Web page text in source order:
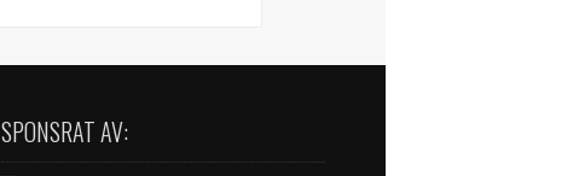
SPONSRAT AV: